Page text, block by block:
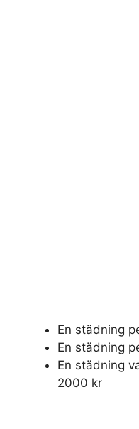
En städning
En städning
En städning
2000 kr